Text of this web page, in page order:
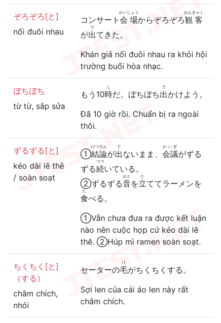
ぞろぞろ[と]
nối đuôi nhau
コンサート 会場
かいじょう
からぞろぞろ観客
かんきゃく
が出
で
てきた。
Khán giả nối đuôi nhau ra khỏi hội
trường buổi hòa nhạc.
ぼちぼち
từ từ, sắp sửa
もう10時
じ
だ。ぼちぼち出
で
かけよう。
Đã 10 giờ rồi. Chuẩn bị ra ngoài
thôi.
ずるずる[と]
kéo dài lê thê
/ soàn soạt
①結論
けつろん
が出
で
ないまま、 会議
かいぎ
がずる
ずる続
つづ
いている。
②ずるずる音
おと
を立
た
ててラーメンを
食
た
べる。
①Vẫn chưa đưa ra được kết luận
nào nên cuộc họp cứ kéo dài lê
thê. ②Húp mì ramen soàn soạt.
ちくちく[と]
（する）
châm chích,
nhói
セーターの毛
け
がちくちくする。
Sợi len của cái áo len này rất
châm chích.